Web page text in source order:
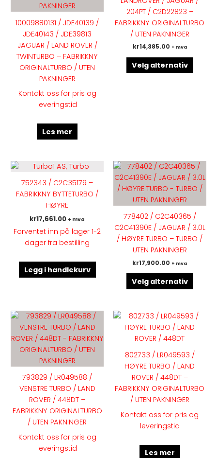
10009880131 / JDE40139 /
JDE40143 / JDE39813
JAGUAR / LAND ROVER /
TWINTURBO – FABRIKKNY
ORIGINALTURBO / UTEN
PAKNINGER
Kontakt oss for pris og
leveringstid
Les mer
204PT / C2D22823 –
FABRIKKNY ORIGINALTURBO
/ UTEN PAKNINGER
kr14,385.00 + mva
Velg alternativ
velges
752343 / C2C35179 –
FABRIKKNY BYTTETURBO /
HØYRE
kr17,661.00 + mva
Forventet inn på lager 1-2
dager fra bestilling
Legg i handlekurv
778402 / C2C40365 /
C2C41390E / JAGUAR / 3.0L
/ HØYRE TURBO – TURBO /
UTEN PAKNINGER
kr17,900.00 + mva
Velg alternativ
Dette
har
kan
velges
793829 / LR049588 /
VENSTRE TURBO / LAND
ROVER / 448DT –
FABRIKKNY ORIGINALTURBO
/ UTEN PAKNINGER
Kontakt oss for pris og
leveringstid
802733 / LR049593 /
HØYRE TURBO / LAND
ROVER / 448DT –
FABRIKKNY ORIGINALTURBO
/ UTEN PAKNINGER
Kontakt oss for pris og
leveringstid
Les mer